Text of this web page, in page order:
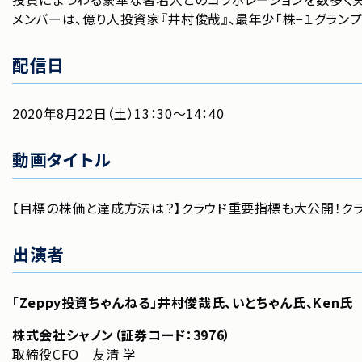
メンバーは、億り人投資家『井村俊哉』、最年少「株−１グラン
配信日
2020年8月22日（土）13：30～14：40
動画タイトル
【目標の株価と達成方法は？】クラウド重要指標も大公開
出演者
「Zeppy投資ちゃんねる」井村俊哉氏、いとちゃん氏、Ken氏
株式会社シャノン（証券コード：3976）
取締役CFO 友清 学